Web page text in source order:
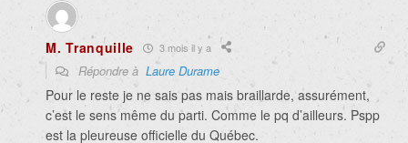
M. Tranquille 3 mois il y a
Répondre à Laure Durame
Pour le reste je ne sais pas mais braillarde, assurément,
c’est le sens même du parti. Comme le pq d’ailleurs. Pspp
est la pleureuse officielle du Québec.